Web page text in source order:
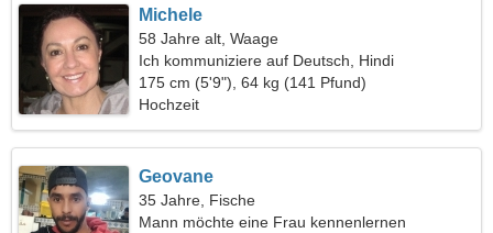
Michele
58 Jahre alt, Waage
Ich kommuniziere auf Deutsch, Hindi
175 cm (5'9"), 64 kg (141 Pfund)
Hochzeit
Geovane
35 Jahre, Fische
Mann möchte eine Frau kennenlernen